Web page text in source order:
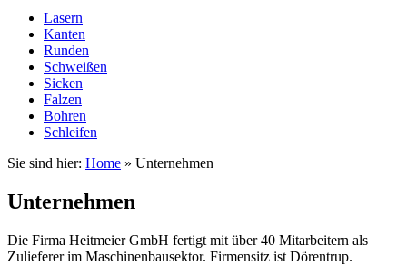
Lasern
Kanten
Runden
Schweißen
Sicken
Falzen
Bohren
Schleifen
Sie sind hier: Home » Unternehmen
Unternehmen
Die Firma Heitmeier GmbH fertigt mit über 40 Mitarbeitern als
Zulieferer im Maschinenbausektor. Firmensitz ist Dörentrup.